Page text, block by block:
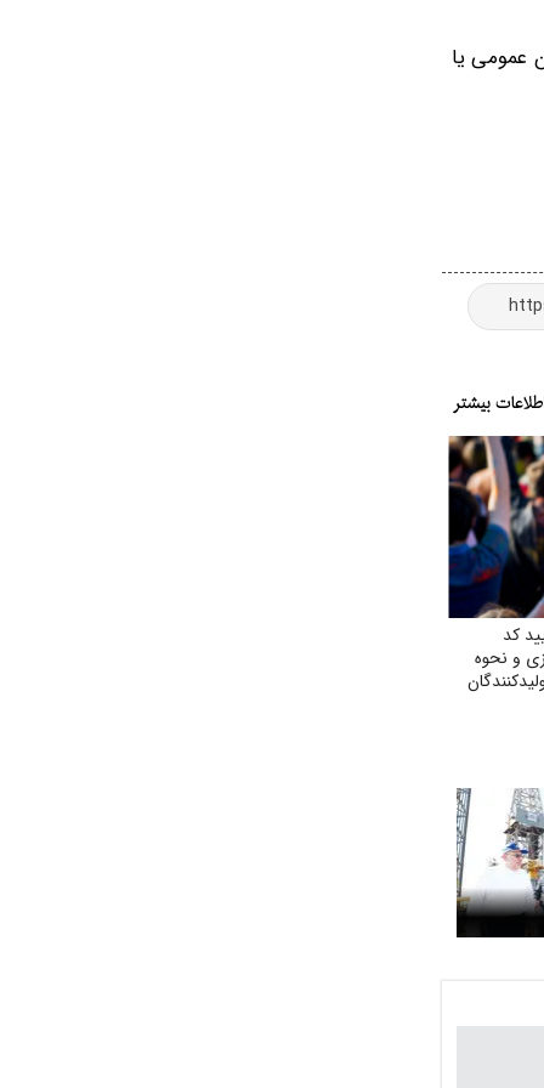
عمومی یا
کد
و نحوه